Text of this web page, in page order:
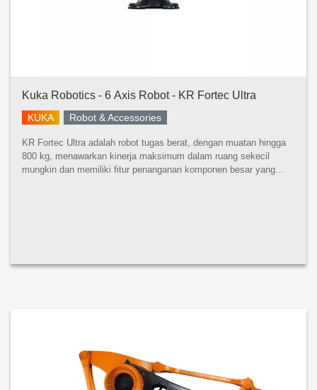
Kuka Robotics - 6 Axis Robot - KR Fortec Ultra
KUKA Robot & Accessories
KR Fortec Ultra adalah robot tugas berat, dengan muatan hingga
800 kg, menawarkan kinerja maksimum dalam ruang sekecil
mungkin dan memiliki fitur penanganan komponen besar yang